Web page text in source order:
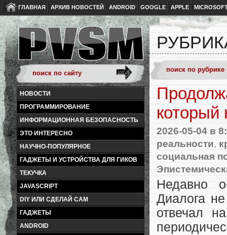
ГЛАВНАЯ АРХИВ НОВОСТЕЙ ANDROID GOOGLE APPLE
НОВОСТИ
ПРОГРАММИРОВАНИЕ
ИНФОРМАЦИОННАЯ БЕЗОПАСНОСТЬ
ЭТО ИНТЕРЕСНО
НАУЧНО-ПОПУЛЯРНОЕ
ГАДЖЕТЫ И УСТРОЙСТВА ДЛЯ ГИКОВ
ТЕКУЧКА
JAVASCRIPT
DIY ИЛИ СДЕЛАЙ САМ
ГАДЖЕТЫ
ANDROID
который
2026-05-04 в
реальности,
социальная
Недавно
Диалога
отвечал